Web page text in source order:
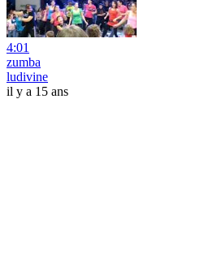
4:01
zumba
ludivine
il y a 15 ans